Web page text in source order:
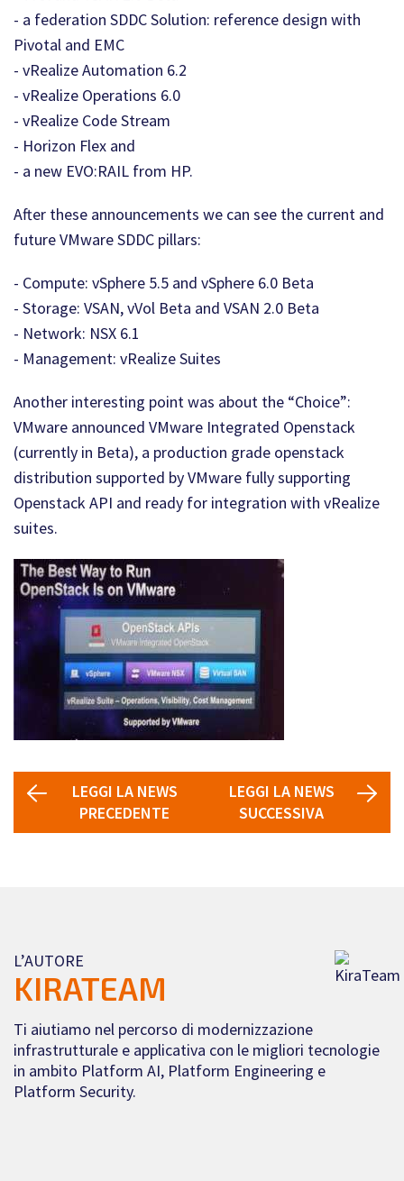
- a federation SDDC Solution: reference design with
Pivotal and EMC
- vRealize Automation 6.2
- vRealize Operations 6.0
- vRealize Code Stream
- Horizon Flex and
- a new EVO:RAIL from HP.
After these announcements we can see the current and
future VMware SDDC pillars:
- Compute: vSphere 5.5 and vSphere 6.0 Beta
- Storage: VSAN, vVol Beta and VSAN 2.0 Beta
- Network: NSX 6.1
- Management: vRealize Suites
Another interesting point was about the “Choice”:
VMware announced VMware Integrated Openstack
(currently in Beta), a production grade openstack
distribution supported by VMware fully supporting
Openstack API and ready for integration with vRealize
suites.
LEGGI LA NEWS
PRECEDENTE
LEGGI LA NEWS
SUCCESSIVA
L’AUTORE
KIRATEAM
Ti aiutiamo nel percorso di modernizzazione
infrastrutturale e applicativa con le migliori tecnologie
in ambito Platform AI, Platform Engineering e
Platform Security.